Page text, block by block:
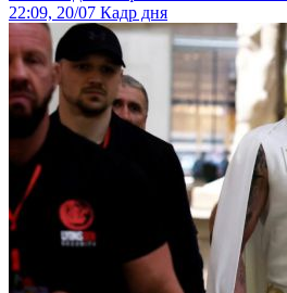
22:09, 20/07 Кадр дня